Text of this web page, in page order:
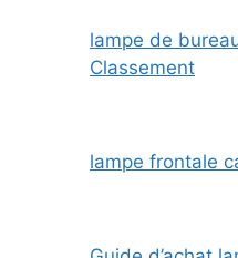
lampe de
Classement
lampe frontale